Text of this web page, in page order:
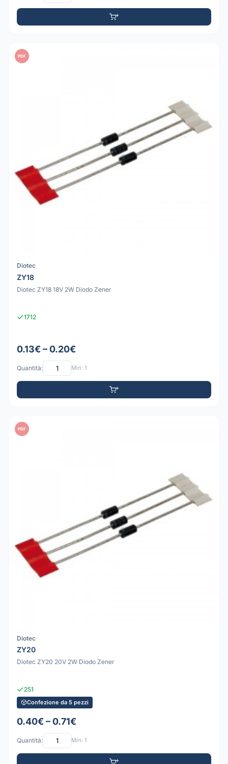
PDF
Diotec
ZY18
Diotec ZY18 18V 2W Diodo Zener
1712
0.13€ – 0.20€
Quantità: Min: 1
PDF
Diotec
ZY20
Diotec ZY20 20V 2W Diodo Zener
251
Confezione da 5 pezzi
0.40€ – 0.71€
Quantità: Min: 1